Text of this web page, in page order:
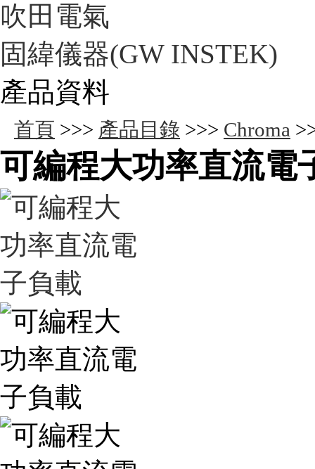
吹田電氣
固緯儀器(GW INSTEK)
產品資料
首頁 >>> 產品目錄 >>> Chroma
可編程大功率直流電